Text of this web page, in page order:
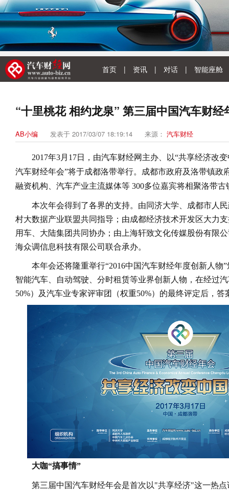
首页 | 资讯 | 对话 | 智能座舱
“十里桃花 相约龙泉” 第三届中国汽车财
AB小编 发表于 2017/03/07 18:19:14 来源： 汽车财经
2017年3月17日，由汽车财经网主办、以“共享经济改
汽车财经年会”将于成都洛带举行。成都市政府及洛带镇政
融资机构、汽车产业主流媒体等 300多位嘉宾将相聚洛带古
本次年会得到了各界的支持。由同济大学、成都市人
村大数据产业联盟共同指导；由成都经济技术开发区大力
用车、大陆集团共同协办；由上海轩致文化传媒股份有限
海众调信息科技有限公司联合承办。
本年会还将隆重举行“2016中国汽车财经年度创新人物
智能汽车、自动驾驶、分时租赁等业界创新人物，在经过
50%）及汽车业专家评审团（权重50%）的最终评定后，答
大咖“搞事情”
第三届中国汽车财经年会是首次以"共享经济"这一热